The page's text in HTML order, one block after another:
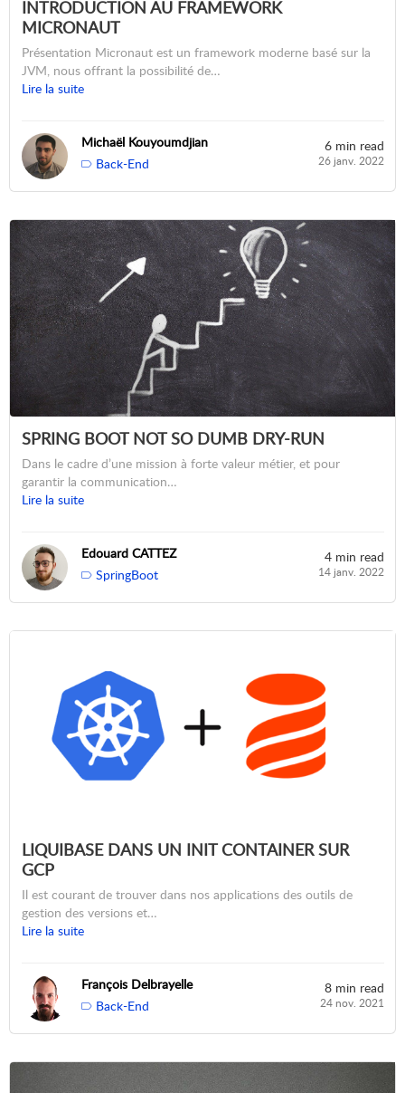
INTRODUCTION AU FRAMEWORK
MICRONAUT
Présentation Micronaut est un framework moderne basé sur la
JVM, nous offrant la possibilité de…
Lire la suite
Michaël Kouyoumdjian
Back-End
6 min read
26 janv. 2022
SPRING BOOT NOT SO DUMB DRY-RUN
Dans le cadre d’une mission à forte valeur métier, et pour
garantir la communication…
Lire la suite
Edouard CATTEZ
SpringBoot
4 min read
14 janv. 2022
LIQUIBASE DANS UN INIT CONTAINER SUR
GCP
Il est courant de trouver dans nos applications des outils de
gestion des versions et…
Lire la suite
François Delbrayelle
Back-End
8 min read
24 nov. 2021